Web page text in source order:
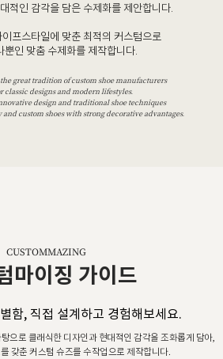
적인 감각을 담은 수제화를 제안합니다.
프스타일에 맞춘 최적의 커스텀으로
뿐인 맞춤 수제화를 제작합니다.
great tradition of custom shoe manufacturers
classic designs and modern lifestyles.
design and traditional shoe techniques
custom shoes with strong decorative advantages.
CUSTOMMAZING
마이징 가이드
함, 직접 설계하고 경험해보세요.
으로 클래식한 디자인과 현대적인 감각을 조화롭게 담아,
갖춘 커스텀 슈즈를 수작업으로 제작합니다.